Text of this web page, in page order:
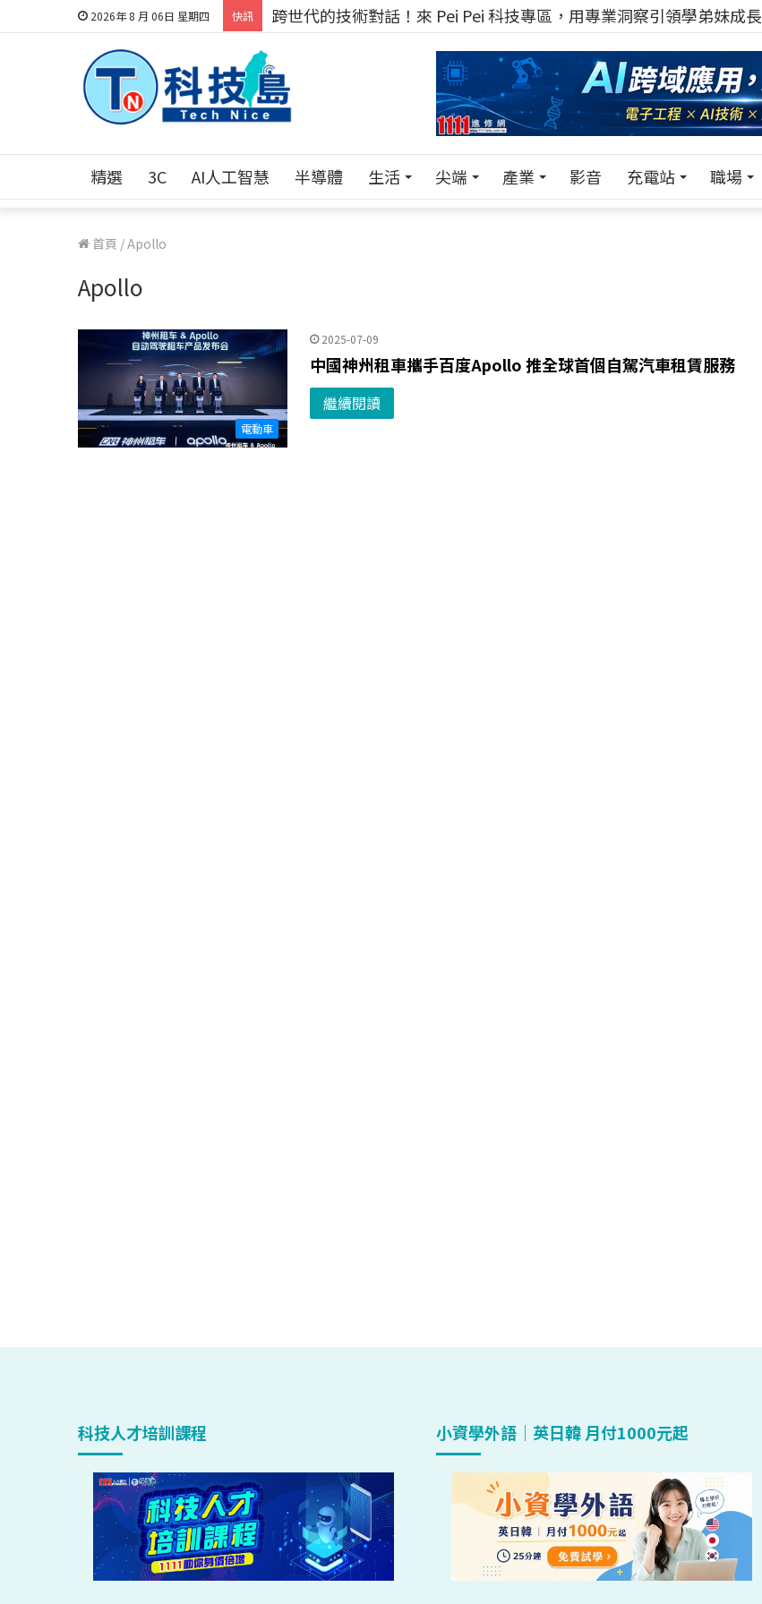
2026年 8 月 06日 星期四 快訊 跨世代的技術對話！來 Pei Pei 科技專區，用專業洞察引領學弟妹成長
精選 3C AI人工智慧 半導體 生活 尖端 產業 影音 充電站 職場
首頁 /Apollo
Apollo
電動車
2025-07-09
中國神州租車攜手百度Apollo 推全球首個自駕汽車租賃服務
繼續閱讀
科技人才培訓課程 小資學外語｜英日韓 月付1000元起